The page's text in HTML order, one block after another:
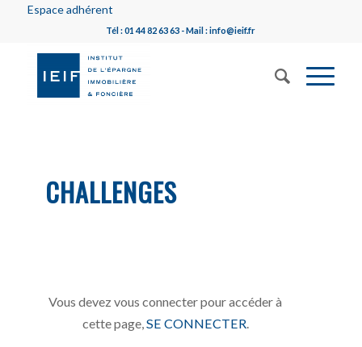
Espace adhérent
Tél : 01 44 82 63 63 - Mail : info@ieif.fr
CHALLENGES
Vous devez vous connecter pour accéder à
cette page, SE CONNECTER